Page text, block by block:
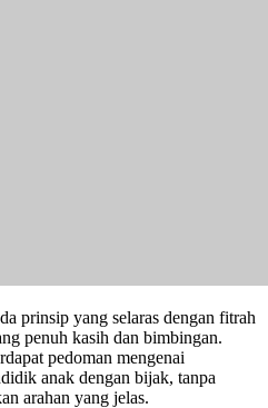
prinsip yang selaras dengan fitrah
penuh kasih dan bimbingan.
pedoman mengenai
anak dengan bijak, tanpa
arahan yang jelas.